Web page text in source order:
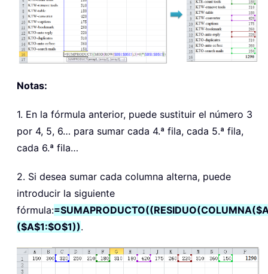
Notas:
1. En la fórmula anterior, puede sustituir el número 3
por 4, 5, 6… para sumar cada 4.ª fila, cada 5.ª fila,
cada 6.ª fila…
2. Si desea sumar cada columna alterna, puede
introducir la siguiente
fórmula:
($A$1:$O$1)).